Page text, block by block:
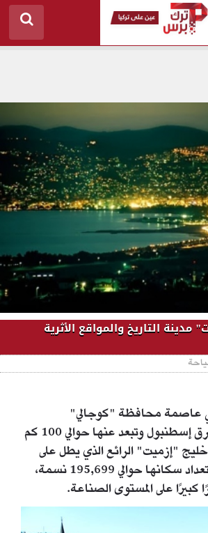
مدينة التاريخ والمواقع الأثرية
عاصمة محافظة "كوجالي"
(Kocaeli)، تقع شرق إسطنبول وتبعد عنها حوالي 100 كم
"إزميت" الرائع الذي يطل على
بحر مرمرة. ويبلغ تعداد سكانها حوالي 195,699 نسمة،
كبيرًا على المستوى الصناعة.